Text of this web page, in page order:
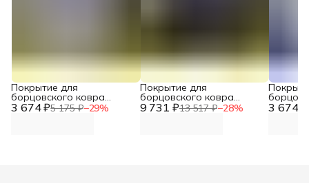
3 674 ₽5 175 ₽−29%
Покрытие для
борцовского ковра
(ЧЕХОЛ) 2х2м серый DNN 9 731 ₽13 517 ₽−28%
Покрытие для
борцовского ковра
(ЧЕХОЛ) 4х4м черный 3 674 ₽
(ЧЕХОЛ)